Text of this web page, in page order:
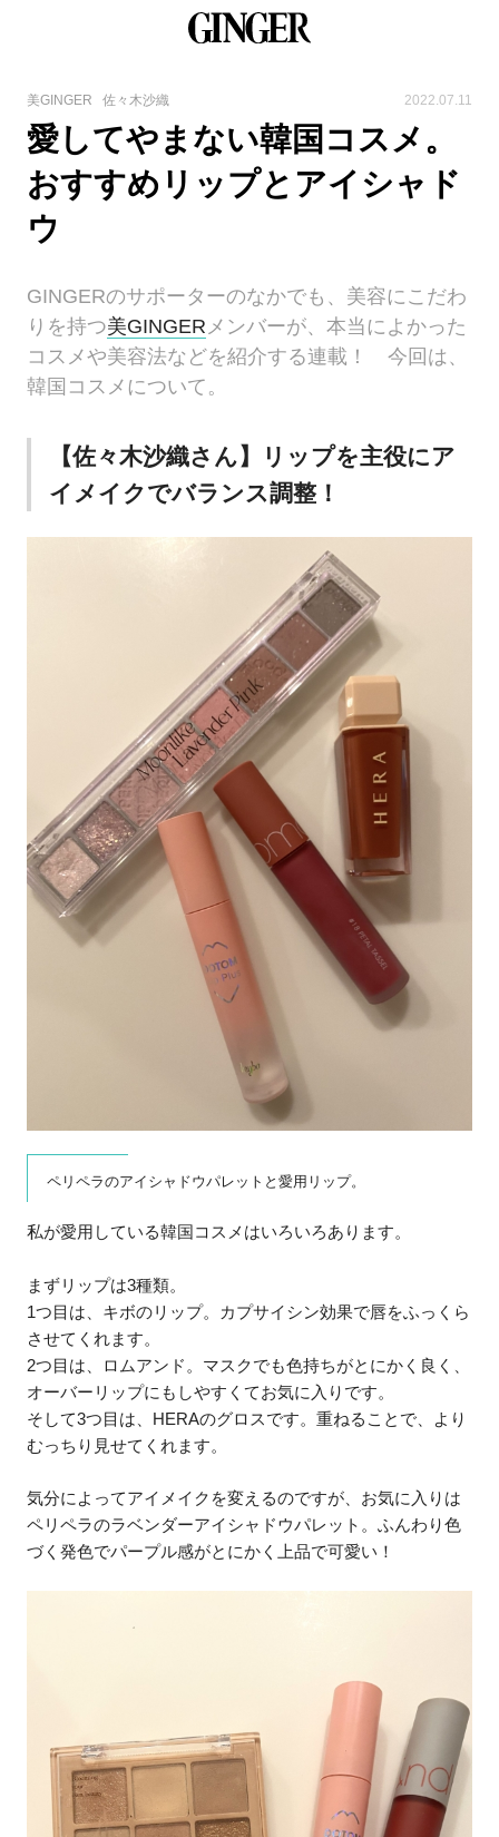
美GINGER 佐々木沙織 2022.07.11
愛してやまない韓国コスメ。
おすすめリップとアイシャド
ウ
GINGERのサポーターのなかでも、美容にこだわ
りを持つ美GINGER メンバーが、本当によかった
コスメや美容法などを紹介する連載！ 今回は、
韓国コスメについて。
【佐々木沙織さん】リップを主役にア
イメイクでバランス調整！
ペリペラのアイシャドウパレットと愛用リップ。
私が愛用している韓国コスメはいろいろあります。
まずリップは3種類。
1つ目は、キボのリップ。カプサイシン効果で唇をふっくら
させてくれます。
2つ目は、ロムアンド。マスクでも色持ちがとにかく良く、
オーバーリップにもしやすくてお気に入りです。
そして3つ目は、HERAのグロスです。重ねることで、より
むっちり見せてくれます。
気分によってアイメイクを変えるのですが、お気に入りは
ペリペラのラベンダーアイシャドウパレット。ふんわり色
づく発色でパープル感がとにかく上品で可愛い！